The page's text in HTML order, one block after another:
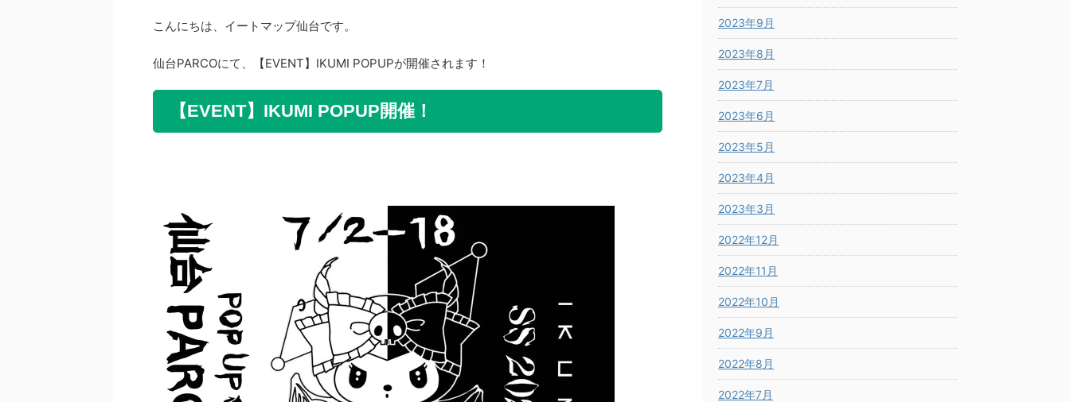
こんにちは、イートマップ仙台です。
仙台PARCOにて、【EVENT】IKUMI POPUPが開催されます！
【EVENT】IKUMI POPUP開催！
2023年9月
2023年8月
2023年7月
2023年6月
2023年5月
2023年4月
2023年3月
2022年12月
2022年11月
2022年10月
2022年9月
2022年8月
2022年7月